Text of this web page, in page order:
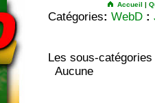
Accueil |
Catégories: WebD :
Les sous-catégories
Aucune